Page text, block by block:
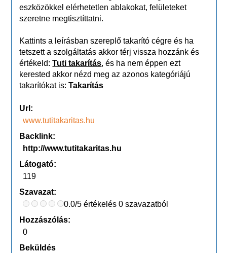
eszközökkel elérhetetlen ablakokat, felületeket
szeretne megtisztíttatni.
Kattints a leírásban szereplő takarító cégre és ha
tetszett a szolgáltatás akkor térj vissza hozzánk és
értékeld:Tuti takarítás, és ha nem éppen ezt
kerested akkor nézd meg az azonos kategóriájú
takarítókat is:Takarítás
Url:
www.tutitakaritas.hu
Backlink:
http://www.tutitakaritas.hu
Látogató:
119
Szavazat:
0.0/5 értékelés 0 szavazatból
Hozzászólás:
0
Beküldés